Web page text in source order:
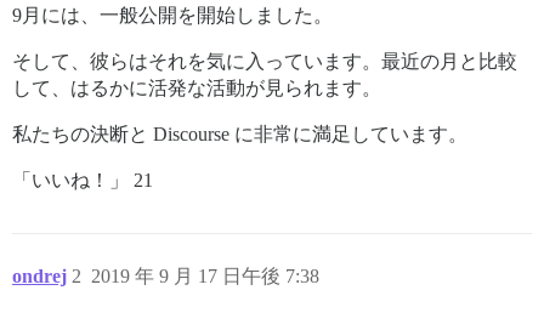
9月には、一般公開を開始しました。
そして、彼らはそれを気に入っています。最近の月と比較
して、はるかに活発な活動が見られます。
私たちの決断と Discourse に非常に満足しています。
「いいね！」 21
ondrej 2019 年 9 月 17 日午後 7:38
2